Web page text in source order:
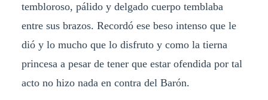
tembloroso, pálido y delgado cuerpo temblaba
entre sus brazos. Recordó ese beso intenso que le
dió y lo mucho que lo disfruto y como la tierna
princesa a pesar de tener que estar ofendida por tal
acto no hizo nada en contra del Barón.